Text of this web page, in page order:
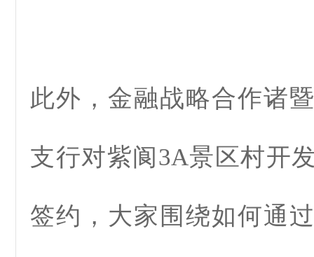
此外，金融战略合作诸
支行对紫阆3A景区村开
签约，大家围绕如何通